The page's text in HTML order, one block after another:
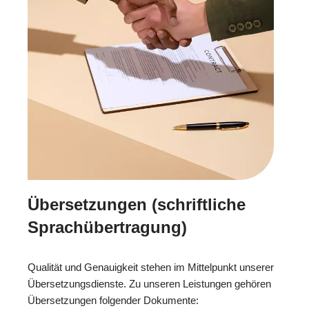
Übersetzungen (schriftliche
Sprachübertragung)
Qualität und Genauigkeit stehen im Mittelpunkt unserer
Übersetzungsdienste. Zu unseren Leistungen gehören
Übersetzungen folgender Dokumente: